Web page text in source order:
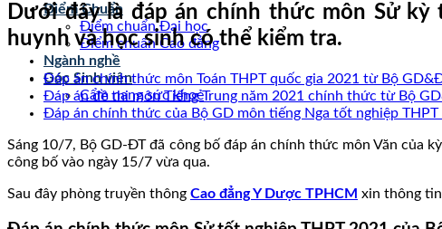
Điểm Chuẩn
Điểm chuẩn Đại học
Điểm chuẩn Cao đẳng
Ngành nghề
Góc Sinh viên
Cẩm nang sức khoẻ
Dưới đây là đáp án chính thức môn Sử
huynh và học sinh có thể kiểm tra.
Đáp án chính thức môn Toán THPT quốc gia 2021 từ Bộ
Đáp án đề thi môn Tiếng Trung năm 2021 chính thức từ Bộ
Đáp án chính thức của Bộ GD môn tiếng Nga tốt nghiệp THPT
Sáng 10/7, Bộ GD-ĐT đã công bố đáp án chính thức môn Văn của
công bố vào ngày 15/7 vừa qua.
Sau đây phòng truyền thông Cao đẳng Y Dược TPHCM xin thông